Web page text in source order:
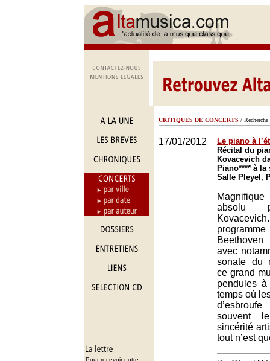
Pour recevoir notre
CRITIQUES DE CONCERTS / Recherche
17/01/2012
Le piano à
Récital du
Kovacevich
Piano**** à
Salle Pleyel,
absolu
avec
sonate du
ce grand
pendules à
temps où
souvent
sincérité
tout n’est